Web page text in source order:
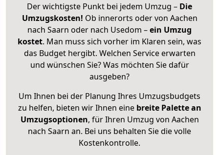
Der wichtigste Punkt bei jedem Umzug – Die
Umzugskosten! Ob innerorts oder von Aachen
nach Saarn oder nach Usedom –ein Umzug
kostet. Man muss sich vorher im Klaren sein, was
das Budget hergibt. Welchen Service erwarten
und wünschen Sie? Was möchten Sie dafür
ausgeben?
Um Ihnen bei der Planung Ihres Umzugsbudgets
zu helfen, bieten wir Ihnen eine breite Palette an
Umzugsoptionen, für Ihren Umzug von Aachen
nach Saarn an. Bei uns behalten Sie die volle
Kostenkontrolle.